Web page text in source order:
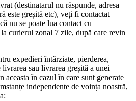
(destinatarul nu răspunde, adresa
este greșită etc), veți fi contactat
nu se poate lua contact cu
curierul zonal 7 zile, după care revin
expedieri întârziate, pierderea,
sau livrarea greșită a unei
aceasta în cazul în care sunt generate
independente de voința noastră,